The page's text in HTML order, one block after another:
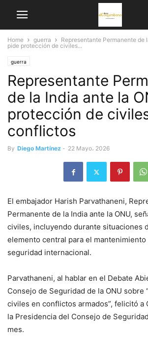
Home guerra
Representante Permanente de
pide protección de civiles...
guerra
Representante
de la India ante la
protección de
conflictos
By Diego Martínez - 22 Mayo، 2026
El embajador Harish Parvathaneni,
Permanente de la India ante la ONU,
civiles, incluyendo durante situaciones
elemento central para el mantenimiento
seguridad internacional.
Parvathaneni, al hablar en el Debate
Consejo de Seguridad de la ONU sobre
civiles en conflictos armados”, felicitó a
la Presidencia del Consejo de
mes.